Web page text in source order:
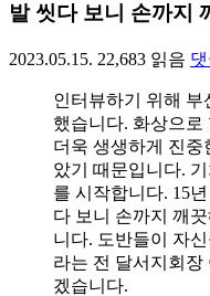
발 씻다 보니 손까지
2023.05.15. 22,683 읽음
인터뷰하기 위해
했습니다. 화상으로
더욱 생생하게 진중
았기 때문입니다.
를 시작합니다. 15
다 보니 손까지 깨
니다. 도반들이 자
라는 전 달서지회장
겠습니다.